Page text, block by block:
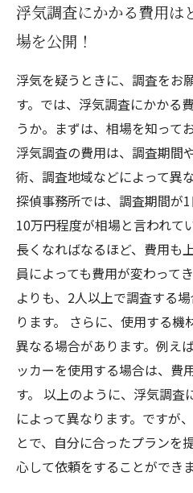
浮気調査にかかる費用は
場を公開！
浮気を疑うときに、調査をお
す。では、浮気調査にかかる
うか。まずは、相場を知って
浮気調査の費用は、調査期間
術、調査地域などによって異
探偵事務所では、調査期間が1
10万円程度が相場と言われて
長くなればなるほど、費用も
員によっても費用が変わって
よりも、2人以上で調査する
ります。 さらに、使用する機
異なる場合があります。例え
ッカーを使用する場合は、費
す。 以上のように、浮気調査
によって異なります。ですが
とで、自分に合ったプランを
心して依頼をすることができま